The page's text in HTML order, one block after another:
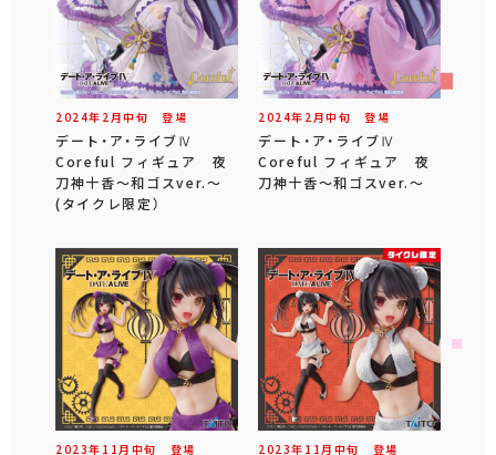
2024年 2 月中旬 登場
デート・ア・ライブⅣ
Coreful フィギュア 夜
刀神十香～和ゴスver.～
(タイクレ限定）
2024年 2 月中旬 登場
デート・ア・ライブⅣ
Coreful フィギュア 夜
刀神十香～和ゴスver.～
2023年 11 月 中旬 登場 2023年 11 月 中旬 登場